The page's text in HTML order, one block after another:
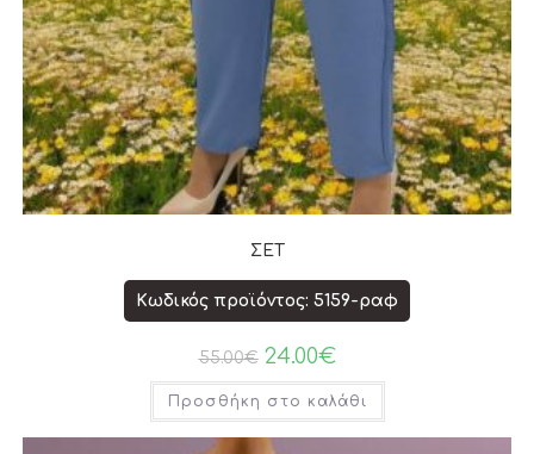
ΣΕΤ
Κωδικός προϊόντος: 5159-ραφ
55.00€ 24.00€
Προσθήκη στο καλάθι